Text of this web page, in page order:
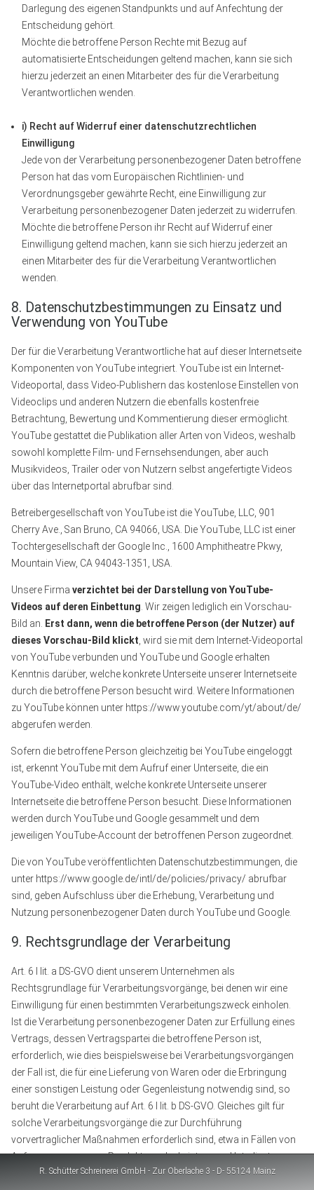
Darlegung des eigenen Standpunkts und auf Anfechtung der
Entscheidung gehört.
Möchte die betroffene Person Rechte mit Bezug auf
automatisierte Entscheidungen geltend machen, kann sie sich
hierzu jederzeit an einen Mitarbeiter des für die Verarbeitung
Verantwortlichen wenden.
i) Recht auf Widerruf einer datenschutzrechtlichen
Einwilligung
Jede von der Verarbeitung personenbezogener Daten betroffene
Person hat das vom Europäischen Richtlinien- und
Verordnungsgeber gewährte Recht, eine Einwilligung zur
Verarbeitung personenbezogener Daten jederzeit zu widerrufen.
Möchte die betroffene Person ihr Recht auf Widerruf einer
Einwilligung geltend machen, kann sie sich hierzu jederzeit an
einen Mitarbeiter des für die Verarbeitung Verantwortlichen
wenden.
8. Datenschutzbestimmungen zu Einsatz und
Verwendung von YouTube
Der für die Verarbeitung Verantwortliche hat auf dieser Internetseite
Komponenten von YouTube integriert. YouTube ist ein Internet-
Videoportal, dass Video-Publishern das kostenlose Einstellen von
Videoclips und anderen Nutzern die ebenfalls kostenfreie
Betrachtung, Bewertung und Kommentierung dieser ermöglicht.
YouTube gestattet die Publikation aller Arten von Videos, weshalb
sowohl komplette Film- und Fernsehsendungen, aber auch
Musikvideos, Trailer oder von Nutzern selbst angefertigte Videos
über das Internetportal abrufbar sind.
Betreibergesellschaft von YouTube ist die YouTube, LLC, 901
Cherry Ave., San Bruno, CA 94066, USA. Die YouTube, LLC ist einer
Tochtergesellschaft der Google Inc., 1600 Amphitheatre Pkwy,
Mountain View, CA 94043-1351, USA.
Unsere Firma verzichtet bei der Darstellung von YouTube-
Videos auf deren Einbettung. Wir zeigen lediglich ein Vorschau-
Bild an. Erst dann, wenn die betroffene Person (der Nutzer) auf
dieses Vorschau-Bild klickt, wird sie mit dem Internet-Videoportal
von YouTube verbunden und YouTube und Google erhalten
Kenntnis darüber, welche konkrete Unterseite unserer Internetseite
durch die betroffene Person besucht wird. Weitere Informationen
zu YouTube können unter https://www.youtube.com/yt/about/de/
abgerufen werden.
Sofern die betroffene Person gleichzeitig bei YouTube eingeloggt
ist, erkennt YouTube mit dem Aufruf einer Unterseite, die ein
YouTube-Video enthält, welche konkrete Unterseite unserer
Internetseite die betroffene Person besucht. Diese Informationen
werden durch YouTube und Google gesammelt und dem
jeweiligen YouTube-Account der betroffenen Person zugeordnet.
Die von YouTube veröffentlichten Datenschutzbestimmungen, die
unter https://www.google.de/intl/de/policies/privacy/ abrufbar
sind, geben Aufschluss über die Erhebung, Verarbeitung und
Nutzung personenbezogener Daten durch YouTube und Google.
9. Rechtsgrundlage der Verarbeitung
Art. 6 I lit. a DS-GVO dient unserem Unternehmen als
Rechtsgrundlage für Verarbeitungsvorgänge, bei denen wir eine
Einwilligung für einen bestimmten Verarbeitungszweck einholen.
Ist die Verarbeitung personenbezogener Daten zur Erfüllung eines
Vertrags, dessen Vertragspartei die betroffene Person ist,
erforderlich, wie dies beispielsweise bei Verarbeitungsvorgängen
der Fall ist, die für eine Lieferung von Waren oder die Erbringung
einer sonstigen Leistung oder Gegenleistung notwendig sind, so
beruht die Verarbeitung auf Art. 6 I lit. b DS-GVO. Gleiches gilt für
solche Verarbeitungsvorgänge die zur Durchführung
vorvertraglicher Maßnahmen erforderlich sind, etwa in Fällen von
Anfragen zur unseren Produkten oder Leistungen. Unterliegt unser
Unternehmen einer rechtlichen Verpflichtung durch welche eine
R. Schütter Schreinerei GmbH - Zur Oberlache 3 - D- 55124 Mainz